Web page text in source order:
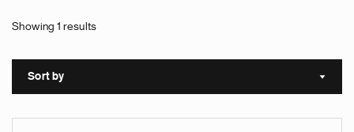
Showing 1 results
Sort by Sort